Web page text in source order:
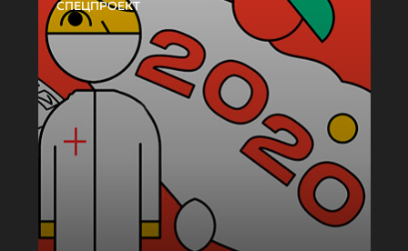
СПЕЦПРОЕКТ